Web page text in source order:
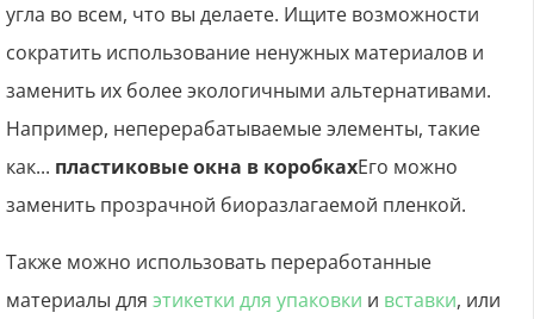
угла во всем, что вы делаете. Ищите возможности
сократить использование ненужных материалов и
заменить их более экологичными альтернативами.
Например, неперерабатываемые элементы, такие
как... пластиковые окна в коробкахЕго можно
заменить прозрачной биоразлагаемой пленкой.
Также можно использовать переработанные
материалы для этикетки для упаковки и вставки, или